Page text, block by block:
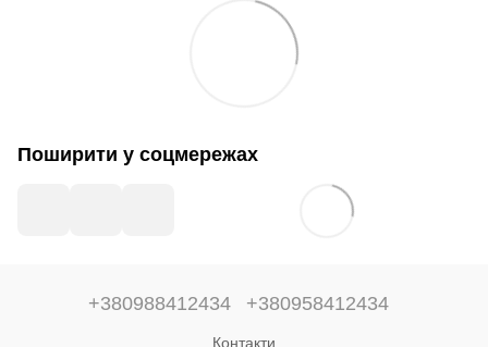
Поширити у соцмережах
+380988412434 +380958412434
Контакти